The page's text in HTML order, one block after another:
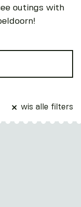
outings with
wis alle filters